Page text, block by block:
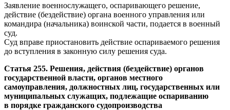
Заявление военнослужащего, оспаривающего решение,
действие (бездействие) органа военного управления или
командира (начальника) воинской части, подается в военный
суд.
Суд вправе приостановить действие оспариваемого решения
до вступления в законную силу решения суда.
Статья 255. Решения, действия (бездействие) органов
государственной власти, органов местного
самоуправления, должностных лиц, государственных или
муниципальных служащих, подлежащие оспариванию
в порядке гражданского судопроизводства